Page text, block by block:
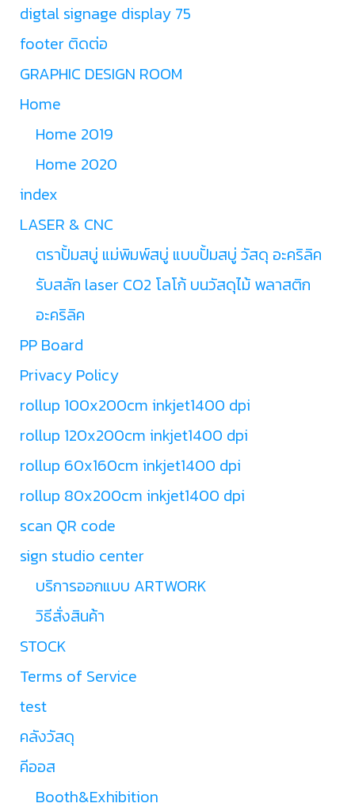
digtal signage display 75
footer ติดต่อ
GRAPHIC DESIGN ROOM
Home
Home 2019
Home 2020
index
LASER & CNC
ตราปั้มสบู่ แม่พิมพ์สบู่ แบบปั้มสบู่ วัสดุ อะคริลิค
รับสลัก laser CO2 โลโก้ บนวัสดุไม้ พลาสติก
อะคริลิค
PP Board
Privacy Policy
rollup 100x200cm inkjet1400 dpi
rollup 120x200cm inkjet1400 dpi
rollup 60x160cm inkjet1400 dpi
rollup 80x200cm inkjet1400 dpi
scan QR code
sign studio center
บริการออกแบบ ARTWORK
วิธีสั่งสินค้า
STOCK
Terms of Service
test
คลังวัสดุ
คีออส
Booth&Exhibition